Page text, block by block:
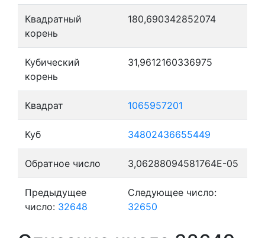
Квадратный
корень
180,690342852074
Кубический
корень
31,9612160336975
Квадрат 1065957201
Куб 34802436655449
Обратное число 3,06288094581764E-05
Предыдущее
число: 32648
Следующее число:
32650